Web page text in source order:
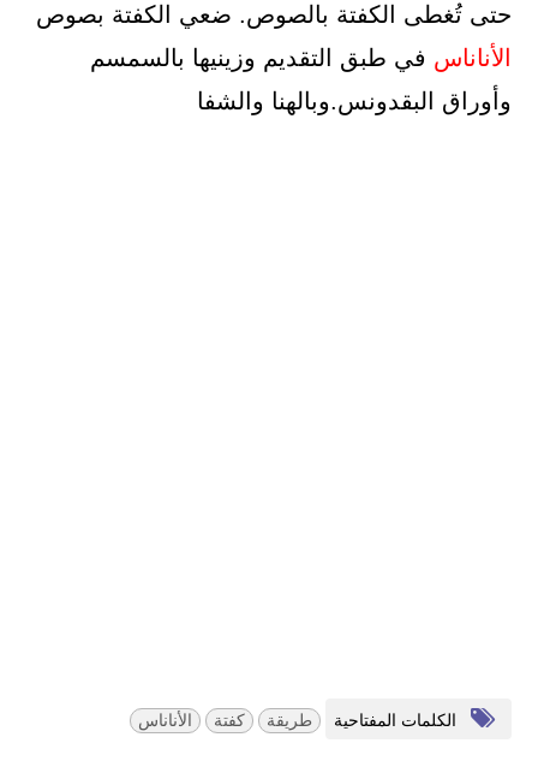
حتى تُغطى الكفتة بالصوص. ضعي الكفتة بصوص
الأناناس في طبق التقديم وزينيها بالسمسم
وأوراق البقدونس.وبالهنا والشفا
الكلمات المفتاحية طريقة كفتة الأناناس